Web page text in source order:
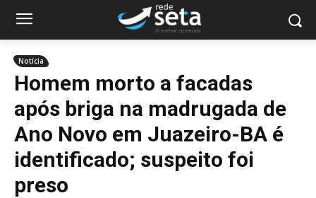
Notícia
Homem morto a facadas
após briga na madrugada de
Ano Novo em Juazeiro-BA é
identificado; suspeito foi
preso